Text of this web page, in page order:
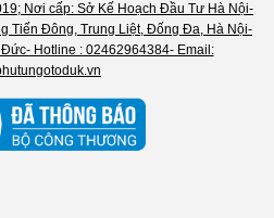
Nơi cấp: Sở Kế Hoạch Đầu Tư Hà Nội-
Tiến Đông, Trung Liệt, Đống Đa, Hà Nội-
Hotline : 02462964384- Email: